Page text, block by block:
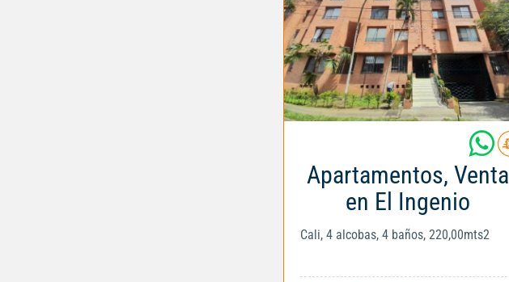
Apartamentos, Venta
en El Ingenio
Cali, 4 alcobas, 4 baños, 220,00mts2